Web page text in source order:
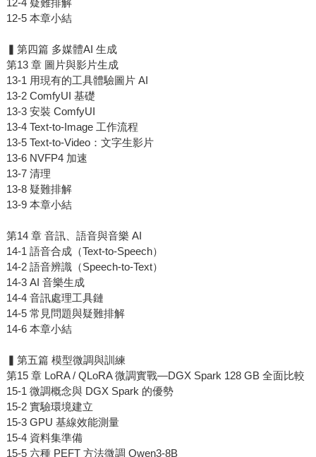
12-4 疑難排解
12-5 本章小結
▍第四篇 多媒體AI 生成
第13 章 圖片與影片生成
13-1 用現有的工具體驗圖片 AI
13-2 ComfyUI 基礎
13-3 安裝 ComfyUI
13-4 Text-to-Image 工作流程
13-5 Text-to-Video：文字生影片
13-6 NVFP4 加速
13-7 清理
13-8 疑難排解
13-9 本章小結
第14 章 音訊、語音與音樂 AI
14-1 語音合成（Text-to-Speech）
14-2 語音辨識（Speech-to-Text）
14-3 AI 音樂生成
14-4 音訊處理工具鏈
14-5 常見問題與疑難排解
14-6 本章小結
▍第五篇 模型微調與訓練
第15 章 LoRA / QLoRA 微調實戰—DGX Spark 128 GB 全面比較
15-1 微調概念與 DGX Spark 的優勢
15-2 實驗環境建立
15-3 GPU 基線效能測量
15-4 資料集準備
15-5 六種 PEFT 方法微調 Qwen3-8B